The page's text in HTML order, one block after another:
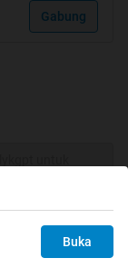
Gabung
Buka